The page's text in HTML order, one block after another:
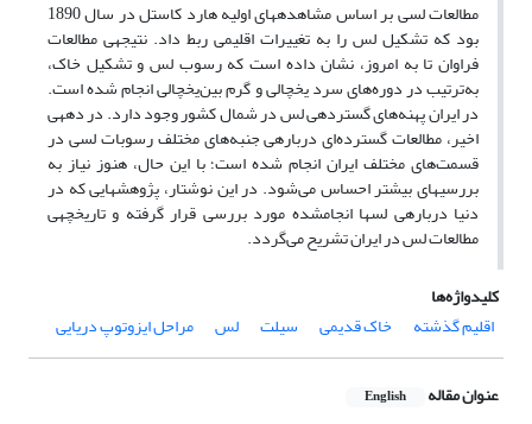
مطالعات لسی بر اساس مشاهده‎های اولیه هارد کاستل در سال 1890
بود که تشکیل لس را به تغییرات اقلیمی ربط داد. نتیجه‎ی مطالعات
فراوان تا به امروز، نشان داده است که رسوب لس و تشکیل خاک،
به‌ترتیب در دوره‌های سرد یخچالی و گرم بین‌یخچالی انجام شده است.
در ایران پهنه‌های گسترده‎ی لس در شمال کشور وجود دارد. در دهه‎ی
اخیر، مطالعات گسترده‌ای درباره‎ی جنبه‌های مختلف رسوبات لسی در
قسمت‌های مختلف ایران انجام شده است؛ با این حال، هنوز نیاز به
بررسی‎های بیشتر احساس می‌شود. در این نوشتار، پژوهش‎هایی که در
دنیا درباره‎ی لس‎ها انجام‎شده مورد بررسی قرار گرفته و تاریخچه‎ی
مطالعات لس در ایران تشریح می‌گردد.
کلیدواژه‌ها
اقلیم گذشته
خاک قدیمی سیلت لس مراحل ایزوتوپ دریایی
عنوان مقاله English